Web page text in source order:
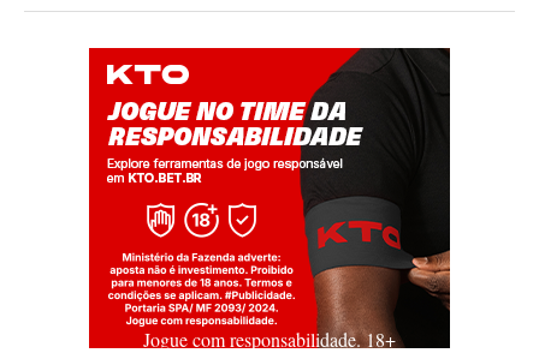
Jogue com responsabilidade. 18+